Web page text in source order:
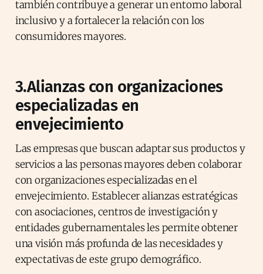
también contribuye a generar un entorno laboral
inclusivo y a fortalecer la relación con los
consumidores mayores.
3.Alianzas con organizaciones
especializadas en
envejecimiento
Las empresas que buscan adaptar sus productos y
servicios a las personas mayores deben colaborar
con organizaciones especializadas en el
envejecimiento. Establecer alianzas estratégicas
con asociaciones, centros de investigación y
entidades gubernamentales les permite obtener
una visión más profunda de las necesidades y
expectativas de este grupo demográfico.